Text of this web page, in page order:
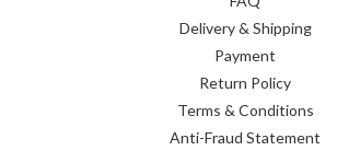
Delivery & Shipping
Payment
Return Policy
Terms & Conditions
Anti-Fraud Statement